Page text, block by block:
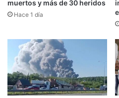
muertos y más de 30 heridos
Hace 1 día